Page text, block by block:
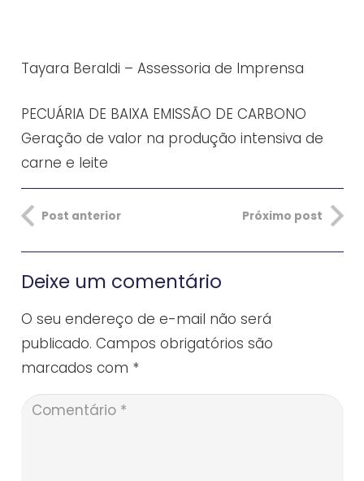
Tayara Beraldi – Assessoria de Imprensa
PECUÁRIA DE BAIXA EMISSÃO DE CARBONO
Geração de valor na produção intensiva de
carne e leite
Post anterior Próximo post
Deixe um comentário
O seu endereço de e-mail não será
publicado. Campos obrigatórios são
marcados com *